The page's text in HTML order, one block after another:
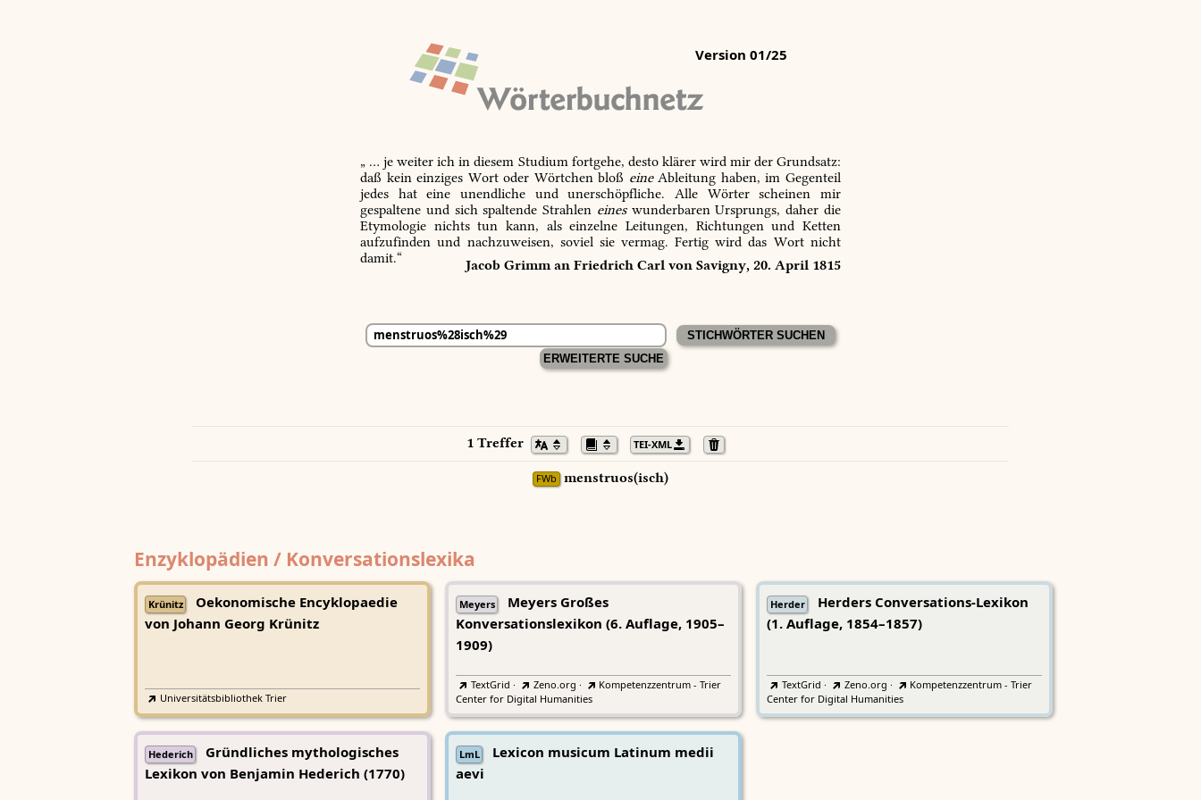
Version 01/25
„ … je weiter ich in diesem Studium fortgehe, desto klärer wird mir der Grundsatz:
daß kein einziges Wort oder Wörtchen bloß eineAbleitung haben, im Gegenteil
jedes hat eine unendliche und unerschöpfliche. Alle Wörter scheinen mir
gespaltene und sich spaltende Strahlen eineswunderbaren Ursprungs, daher die
Etymologie nichts tun kann, als einzelne Leitungen, Richtungen und Ketten
aufzufinden und nachzuweisen, soviel sie vermag. Fertig wird das Wort nicht
damit.“
Jacob Grimm an Friedrich Carl von Savigny, 20. April 1815
ERWEITERTE SUCHE
1 Treffer TEI-XML
FWb menstruos(isch)
Enzyklopädien / Konversationslexika
Krünitz
Oekonomische Encyklopaedie
von Johann Georg Krünitz
Universitätsbibliothek Trier
Meyers
Meyers Großes
Konversationslexikon (6. Auflage, 1905–
1909)
TextGrid · Zeno.org ·
Kompetenzzentrum - Trier
Center for Digital Humanities
Herder
Herders Conversations-Lexikon
(1. Auflage, 1854–1857)
TextGrid · Zeno.org ·
Kompetenzzentrum - Trier
Center for Digital Humanities
Hederich
Gründliches mythologisches
Lexikon von Benjamin Hederich (1770)
LmL
Lexicon musicum Latinum medii
aevi